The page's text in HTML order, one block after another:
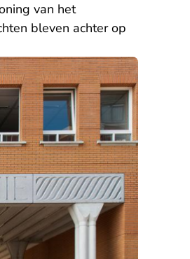
van het
bleven achter op